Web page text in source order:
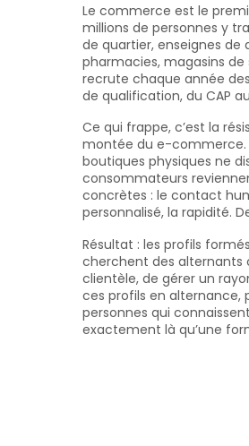
Le commerce est le
millions de personnes y
de quartier, enseignes de
pharmacies, magasins
recrute chaque année
de qualification, du CAP au
Ce qui frappe, c’est la
montée du e-commerce.
boutiques physiques ne
consommateurs
concrètes : le contact
personnalisé, la rapidité.
Résultat : les profils
cherchent des alternants
clientèle, de gérer un
ces profils en alternance,
personnes qui
exactement là qu’une